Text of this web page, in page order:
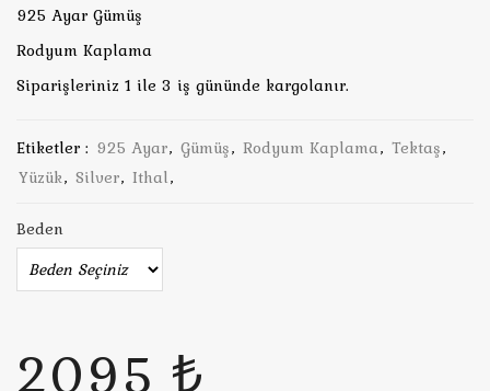
925 Ayar Gümüş
Rodyum Kaplama
Siparişleriniz 1 ile 3 iş gününde kargolanır.
Etiketler : 925 Ayar, Gümüş, Rodyum Kaplama, Tektaş,
Yüzük, Silver, Ithal,
Beden
2095 ₺